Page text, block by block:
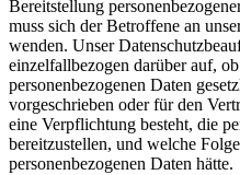
Bereitstellung
muss sich der Betroffene an
wenden. Unser
einzelfallbezogen darüber auf,
personenbezogenen Daten
vorgeschrieben oder für den
eine Verpflichtung besteht, die
bereitzustellen, und welche
personenbezogenen Daten hätte.